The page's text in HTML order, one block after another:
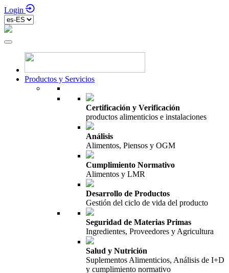
Login
Productos y Servicios
Certificación y Verificación
productos alimenticios e instalaciones
Análisis
Alimentos, Piensos y OGM
Cumplimiento Normativo
Alimentos y LMR
Desarrollo de Productos
Gestión del ciclo de vida del producto
Seguridad de Materias Primas
Ingredientes, Proveedores y Agricultura
Salud y Nutrición
Suplementos Alimenticios, Análisis de I+D
y cumplimiento normativo